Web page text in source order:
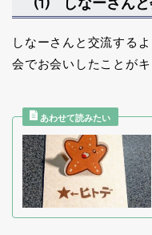
しなーさんと交流する
会でお会いしたことがキ